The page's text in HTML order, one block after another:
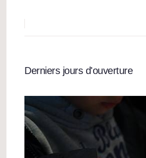
Derniers jours d'ouverture